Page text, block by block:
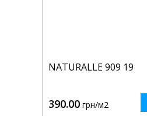
NATURALLE 909 19
390.00 грн/м2